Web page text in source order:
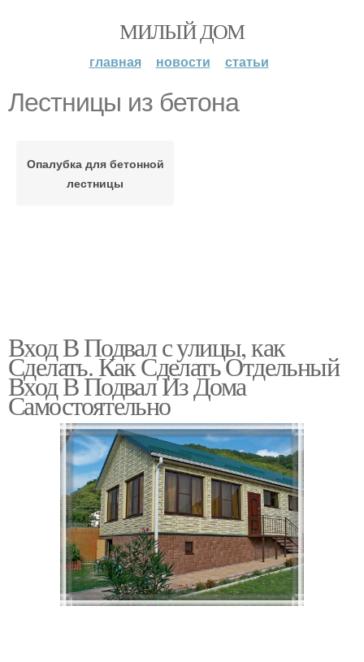
МИЛЫЙ ДОМ
главная новости статьи
Лестницы из бетона
Опалубка для бетонной
лестницы
Вход В Подвал с улицы, как
Сделать. Как Сделать Отдельный
Вход В Подвал Из Дома
Самостоятельно